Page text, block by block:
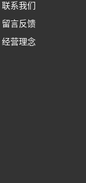
联系我们
留言反馈
经营理念